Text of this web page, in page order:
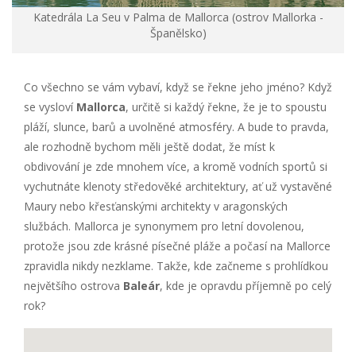
Katedrála La Seu v Palma de Mallorca (ostrov Mallorka -
Španělsko)
Co všechno se vám vybaví, když se řekne jeho jméno? Když
se vysloví Mallorca, určitě si každý řekne, že je to spoustu
pláží, slunce, barů a uvolněné atmosféry. A bude to pravda,
ale rozhodně bychom měli ještě dodat, že míst k
obdivování je zde mnohem více, a kromě vodních sportů si
vychutnáte klenoty středověké architektury, ať už vystavěné
Maury nebo křesťanskými architekty v aragonských
službách. Mallorca je synonymem pro letní dovolenou,
protože jsou zde krásné písečné pláže a počasí na Mallorce
zpravidla nikdy nezklame. Takže, kde začneme s prohlídkou
největšího ostrova Baleár, kde je opravdu příjemně po celý
rok?